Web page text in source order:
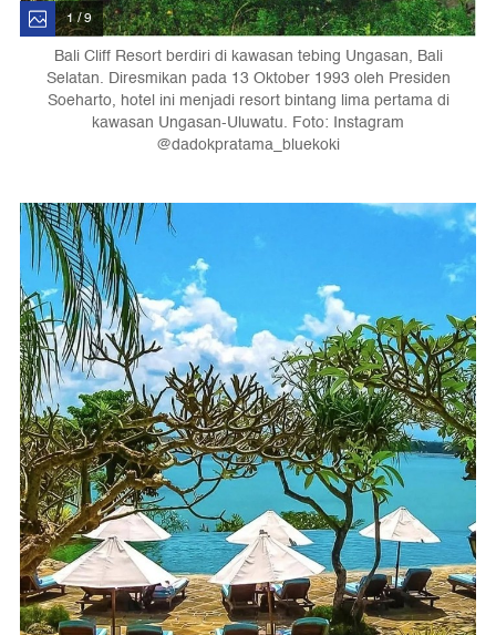
1 / 9
Bali Cliff Resort berdiri di kawasan tebing Ungasan, Bali
Selatan. Diresmikan pada 13 Oktober 1993 oleh Presiden
Soeharto, hotel ini menjadi resort bintang lima pertama di
kawasan Ungasan-Uluwatu. Foto: Instagram
@dadokpratama_bluekoki